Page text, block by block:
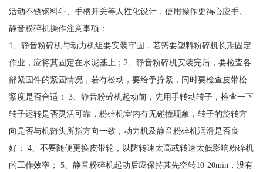
活动不锈钢料斗、手柄开关等人性化设计，使用操作更得心应手。
静音粉碎机操作注意事项：
1、静音粉碎机与动力机组要安装牢固，若需要塑料粉碎机长期固定
作业，应将其固定在水泥基上；2、静音粉碎机安装完后，要检查各
部紧固件的紧固情况，若有松动，要给予拧紧，同时要检查皮带松
紧度是否合适； 3、静音粉碎机起动前，先用手转动转子，检查一下
转子运转是否灵活可靠，粉碎机室内有无碰撞现象，转子的旋转方
向是否与机箭头所指方向一致，动力机及静音粉碎机润滑是否良
好； 4、不要随便更换皮带轮，以防转速太高或转速太低影响粉碎机
的工作效率； 5、静音粉碎机起动后应保持其先空转10-20min，没有